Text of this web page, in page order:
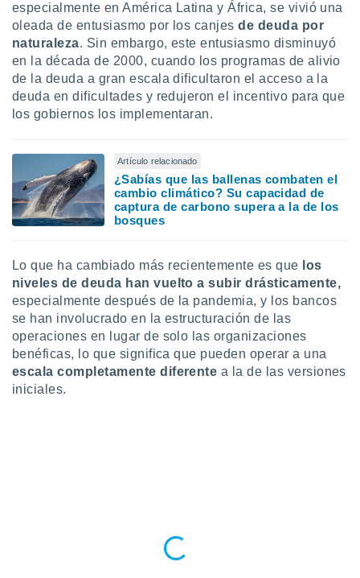
similares
como
este sitio
IP
de
posible
traten tus
interés
a lo que
Para
su
datos
momento
en
en
en
especialmente en América Latina y África, se vivió una
oleada de entusiasmo por los canjesde deuda por
naturaleza. Sin embargo, este entusiasmo disminuyó
en la década de 2000, cuando los programas de alivio
de la deuda a gran escala dificultaron el acceso a la
deuda en dificultades y redujeron el incentivo para que
los gobiernos los implementaran.
Artículo relacionado
¿Sabías que las ballenas combaten el
cambio climático? Su capacidad de
captura de carbono supera a la de los
bosques
Lo que ha cambiado más recientemente es que los
niveles de deuda han vuelto a subir drásticamente,
especialmente después de la pandemia, y los bancos
se han involucrado en la estructuración de las
operaciones en lugar de solo las organizaciones
benéficas, lo que significa que pueden operar a una
escala completamente diferente a la de las versiones
iniciales.